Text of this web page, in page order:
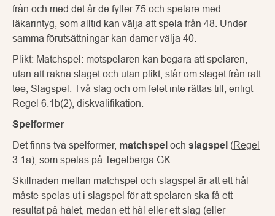
från och med det år de fyller 75 och spelare med
läkarintyg, som alltid kan välja att spela från 48. Under
samma förutsättningar kan damer välja 40.
Plikt: Matchspel: motspelaren kan begära att spelaren,
utan att räkna slaget och utan plikt, slår om slaget från rätt
tee; Slagspel: Två slag och om felet inte rättas till, enligt
Regel 6.1b(2), diskvalifikation.
Spelformer
Det finns två spelformer, matchspel och slagspel (Regel
3.1a), som spelas på Tegelberga GK.
Skillnaden mellan matchspel och slagspel är att ett hål
måste spelas ut i slagspel för att spelaren ska få ett
resultat på hålet, medan ett hål eller ett slag (eller